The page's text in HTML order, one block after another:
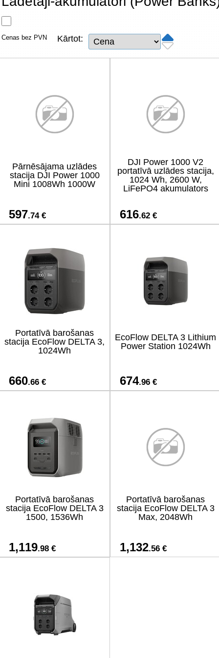
Tīkla produkti
TV, Foto un elektronika
Renewd tehnika, Outlet
Cenas bez PVN Kārtot:
Pārnēsājama uzlādes
stacija DJI Power 1000
Mini 1008Wh 1000W
597.74 €
DJI Power 1000 V2
portatīvā uzlādes stacija,
1024 Wh, 2600 W,
LiFePO4 akumulators
616.62 €
Portatīvā barošanas
stacija EcoFlow DELTA 3,
1024Wh
660.66 €
EcoFlow DELTA 3 Lithium
Power Station 1024Wh
674.96 €
Portatīvā barošanas
stacija EcoFlow DELTA 3
1500, 1536Wh
1,119.98 €
Portatīvā barošanas
stacija EcoFlow DELTA 3
Max, 2048Wh
1,132.56 €